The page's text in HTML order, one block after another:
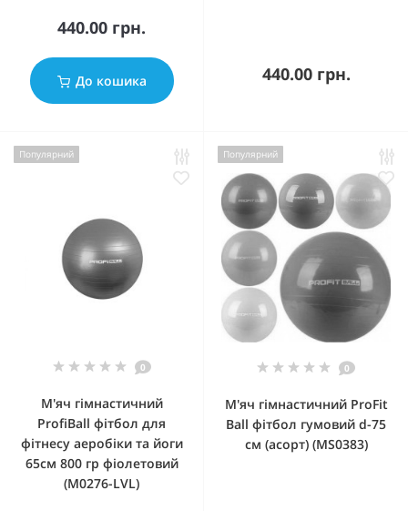
440.00 грн.
До кошика 440.00 грн.
Популярний
0
М'яч гімнастичний
ProfiBall фітбол для
фітнесу аеробіки та йоги
65см 800 гр фіолетовий
(M0276-LVL)
Популярний
0
М'яч гімнастичний ProFit
Ball фітбол гумовий d-75
см (асорт) (MS0383)